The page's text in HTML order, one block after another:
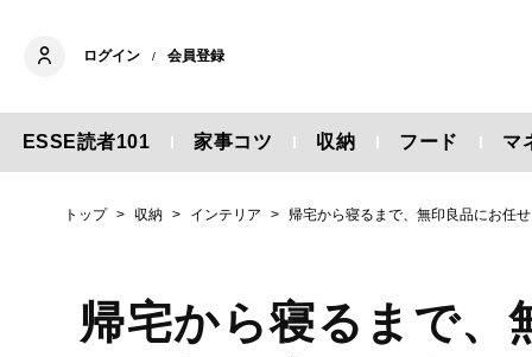
ログイン / 会員登録
ESSE読者101 家事コツ 収納 フード マ
トップ 収納 インテリア 帰宅から寝るまで、無印良品にお任
帰宅から寝るまで、